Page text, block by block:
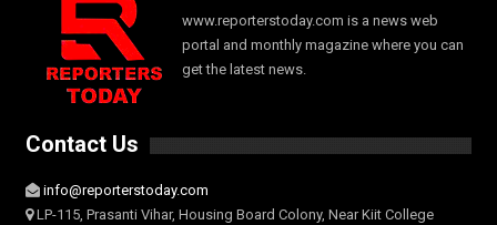
www.reporterstoday.com is a news web
portal and monthly magazine where you can
get the latest news.
Contact Us
info@reporterstoday.com
LP-115, Prasanti Vihar, Housing Board Colony, Near Kiit College